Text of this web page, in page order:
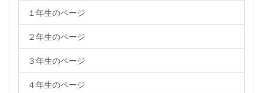
１年生のページ
２年生のページ
３年生のページ
４年生のページ